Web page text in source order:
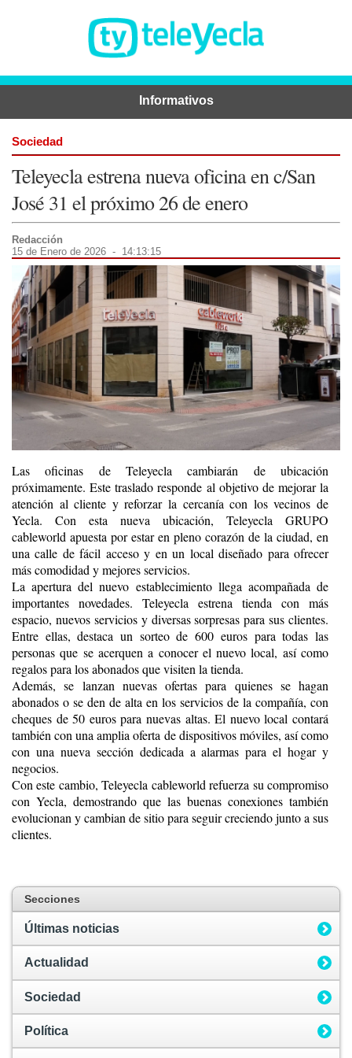
Informativos
Sociedad
Teleyecla estrena nueva oficina en c/San
José 31 el próximo 26 de enero
Redacción
15 de Enero de 2026 - 14:13:15
Las oficinas de Teleyecla cambiarán de ubicación
próximamente. Este traslado responde al objetivo de mejorar la
atención al cliente y reforzar la cercanía con los vecinos de
Yecla. Con esta nueva ubicación, Teleyecla GRUPO
cableworld apuesta por estar en pleno corazón de la ciudad, en
una calle de fácil acceso y en un local diseñado para ofrecer
más comodidad y mejores servicios.
La apertura del nuevo establecimiento llega acompañada de
importantes novedades. Teleyecla estrena tienda con más
espacio, nuevos servicios y diversas sorpresas para sus clientes.
Entre ellas, destaca un sorteo de 600 euros para todas las
personas que se acerquen a conocer el nuevo local, así como
regalos para los abonados que visiten la tienda.
Además, se lanzan nuevas ofertas para quienes se hagan
abonados o se den de alta en los servicios de la compañía, con
cheques de 50 euros para nuevas altas. El nuevo local contará
también con una amplia oferta de dispositivos móviles, así como
con una nueva sección dedicada a alarmas para el hogar y
negocios.
Con este cambio, Teleyecla cableworld refuerza su compromiso
con Yecla, demostrando que las buenas conexiones también
evolucionan y cambian de sitio para seguir creciendo junto a sus
clientes.
Secciones
Últimas noticias
Actualidad
Sociedad
Política